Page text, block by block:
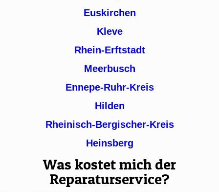
Euskirchen
Kleve
Rhein-Erftstadt
Meerbusch
Ennepe-Ruhr-Kreis
Hilden
Rheinisch-Bergischer-Kreis
Heinsberg
Was kostet mich der
Reparaturservice?